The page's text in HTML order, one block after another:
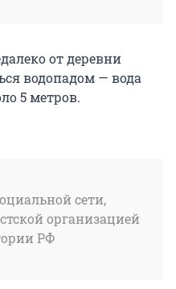
от деревни
водопадом — вода
5 метров.
сети,
организацией
РФ